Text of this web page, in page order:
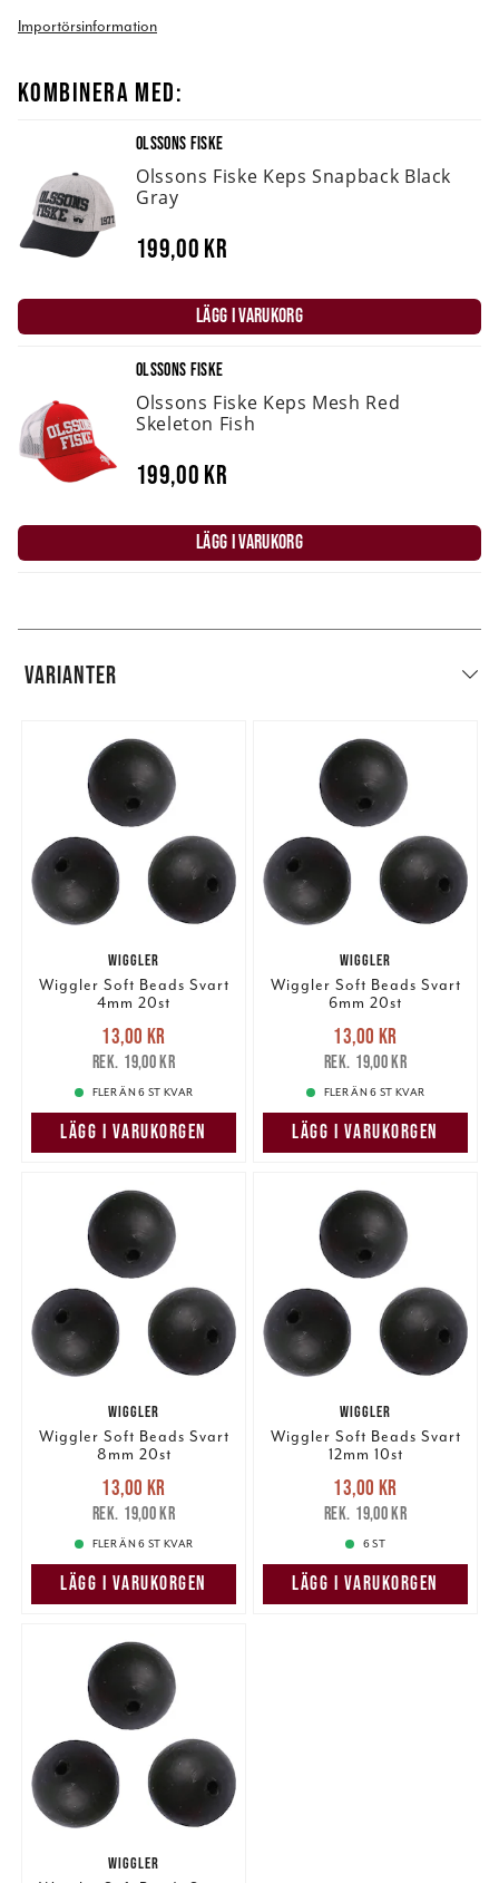
Importörsinformation
KOMBINERA MED:
OLSSONS FISKE
Olssons Fiske Keps Snapback Black
Gray
199,00 kr
LÄGG I VARUKORG
OLSSONS FISKE
Olssons Fiske Keps Mesh Red
Skeleton Fish
199,00 kr
LÄGG I VARUKORG
VARIANTER
WIGGLER
Wiggler Soft Beads Svart
4mm 20st
Nuvarande pris
13,00 krTidigare pris
19,00 kr
13,00 kr
19,00 kr
FLER ÄN 6 ST KVAR
LÄGG I VARUKORGEN
WIGGLER
Wiggler Soft Beads Svart
6mm 20st
Nuvarande pris
13,00 krTidigare pris
19,00 kr
13,00 kr
19,00 kr
FLER ÄN 6 ST KVAR
LÄGG I VARUKORGEN
WIGGLER
Wiggler Soft Beads Svart
8mm 20st
Nuvarande pris
13,00 krTidigare pris
19,00 kr
13,00 kr
19,00 kr
FLER ÄN 6 ST KVAR
LÄGG I VARUKORGEN
WIGGLER
Wiggler Soft Beads Svart
12mm 10st
Nuvarande pris
13,00 krTidigare pris
19,00 kr
13,00 kr
19,00 kr
6 ST
LÄGG I VARUKORGEN
WIGGLER